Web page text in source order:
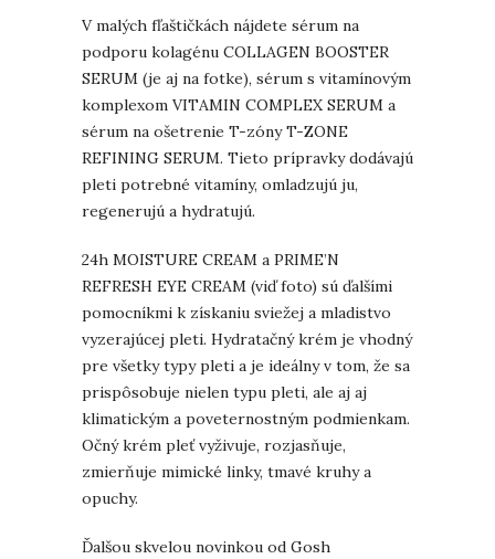
V malých fľaštičkách nájdete sérum na
podporu kolagénu COLLAGEN BOOSTER
SERUM (je aj na fotke), sérum s vitamínovým
komplexom VITAMIN COMPLEX SERUM a
sérum na ošetrenie T-zóny T-ZONE
REFINING SERUM. Tieto prípravky dodávajú
pleti potrebné vitamíny, omladzujú ju,
regenerujú a hydratujú.
24h MOISTURE CREAM a PRIME’N
REFRESH EYE CREAM (viď foto) sú ďalšími
pomocníkmi k získaniu sviežej a mladistvo
vyzerajúcej pleti. Hydratačný krém je vhodný
pre všetky typy pleti a je ideálny v tom, že sa
prispôsobuje nielen typu pleti, ale aj aj
klimatickým a poveternostným podmienkam.
Očný krém pleť vyživuje, rozjasňuje,
zmierňuje mimické linky, tmavé kruhy a
opuchy.
Ďalšou skvelou novinkou od Gosh